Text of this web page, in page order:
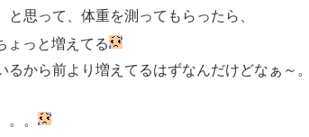
思って、体重を測ってもらったら、
ょっと増えてる
から前より増えてるはずなんだけどなぁ～。
。